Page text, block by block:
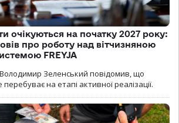
очікуються на початку 2027 року:
про роботу над вітчизняною
FREYJA
Зеленський повідомив, що
перебуває на етапі активної реалізації.